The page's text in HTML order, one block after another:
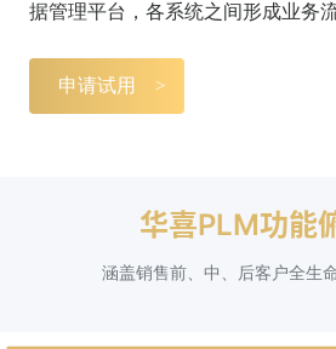
据管理平台，各系统之间形成业务
申请试用
华喜PLM功能
涵盖销售前、中、后客户全生